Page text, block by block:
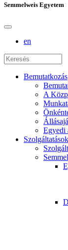
Semmelweis Egyetem
en
Bemutatkozás
A
Egyedi
Szolgáltatások